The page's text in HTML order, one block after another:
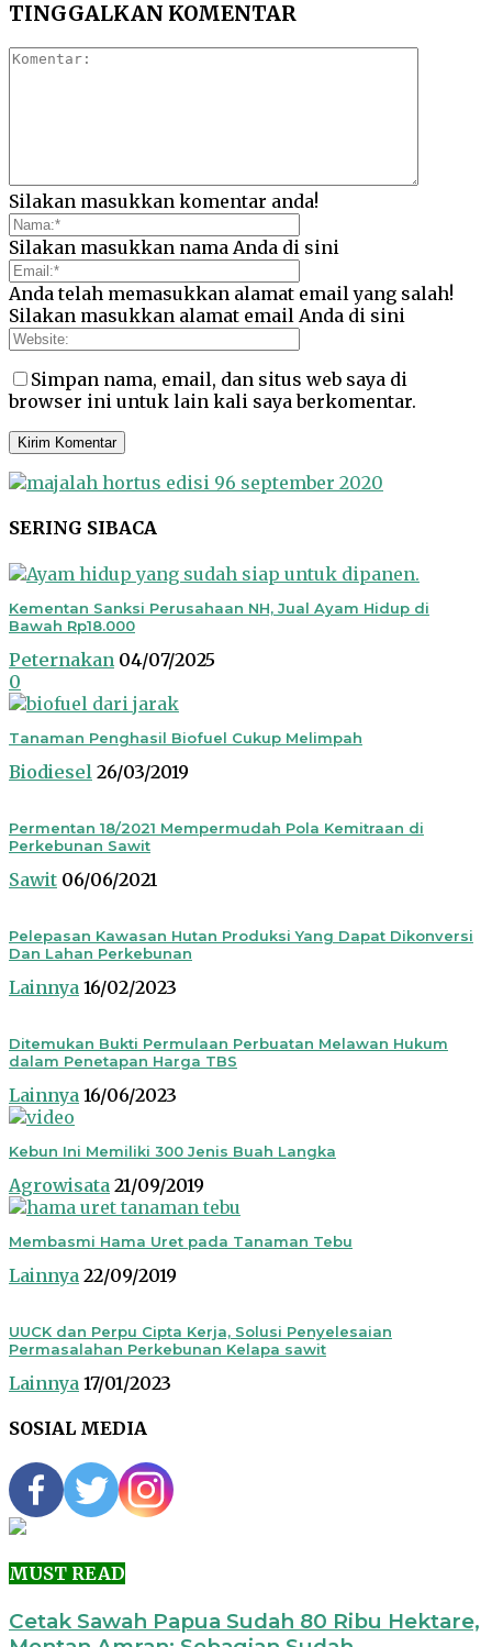
TINGGALKAN KOMENTAR
Silakan masukkan komentar anda!
Silakan masukkan nama Anda di sini
Anda telah memasukkan alamat email yang salah!
Silakan masukkan alamat email Anda di sini
Simpan nama, email, dan situs web saya di
browser ini untuk lain kali saya berkomentar.
SERING SIBACA
Kementan Sanksi Perusahaan NH, Jual Ayam Hidup di
Bawah Rp18.000
Peternakan 04/07/2025
0
Tanaman Penghasil Biofuel Cukup Melimpah
Biodiesel 26/03/2019
Permentan 18/2021 Mempermudah Pola Kemitraan di
Perkebunan Sawit
Sawit 06/06/2021
Pelepasan Kawasan Hutan Produksi Yang Dapat Dikonversi
Dan Lahan Perkebunan
Lainnya 16/02/2023
Ditemukan Bukti Permulaan Perbuatan Melawan Hukum
dalam Penetapan Harga TBS
Lainnya 16/06/2023
Kebun Ini Memiliki 300 Jenis Buah Langka
Agrowisata 21/09/2019
Membasmi Hama Uret pada Tanaman Tebu
Lainnya 22/09/2019
UUCK dan Perpu Cipta Kerja, Solusi Penyelesaian
Permasalahan Perkebunan Kelapa sawit
Lainnya 17/01/2023
SOSIAL MEDIA
MUST READ
Cetak Sawah Papua Sudah 80 Ribu Hektare,